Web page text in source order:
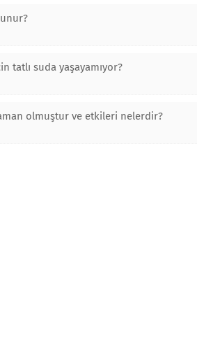
tatlı suda yaşayamıyor?
olmuştur ve etkileri nelerdir?